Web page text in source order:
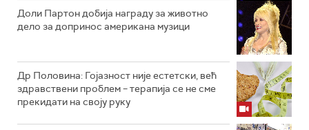
Доли Партон добија награду за животно
дело за допринос американа музици
Др Половина: Гојазност није естетски, већ
здравствени проблем – терапија се не сме
прекидати на своју руку